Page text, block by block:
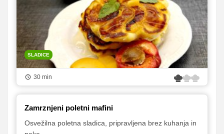
SLADICE
30 min
Zamrznjeni poletni mafini
Osvežilna poletna sladica, pripravljena brez kuhanja in